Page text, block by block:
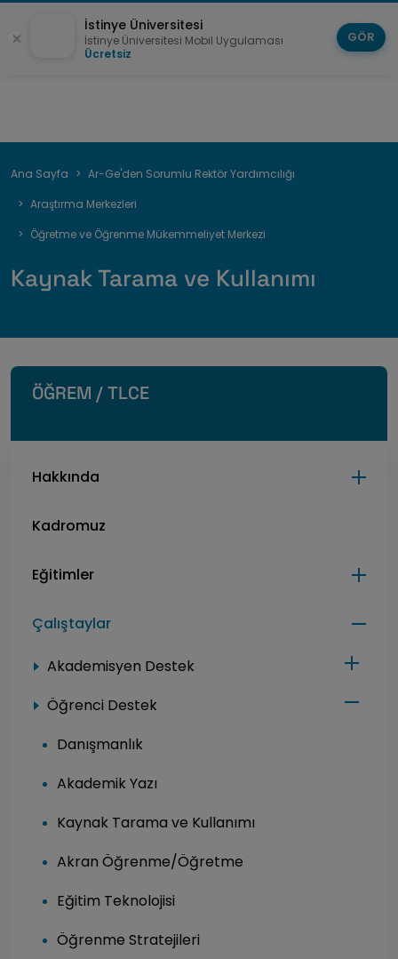
Sayfa
yolu
Ana Sayfa
Ar-Ge'den Sorumlu Rektör Yardımcılığı
Araştırma Merkezleri
Öğretme ve Öğrenme Mükemmeliyet Merkezi
Kaynak Tarama ve Kullanımı
ÖĞREM / TLCE
Hakkında
Kadromuz
Eğitimler
Çalıştaylar
Akademisyen Destek
Öğrenci Destek
Danışmanlık
Akademik Yazı
Kaynak Tarama ve Kullanımı
Akran Öğrenme/Öğretme
Eğitim Teknolojisi
Öğrenme Stratejileri
İstinye Üniversitesi
İstinye Üniversitesi Mobil Uygulaması
Ücretsiz
GÖR